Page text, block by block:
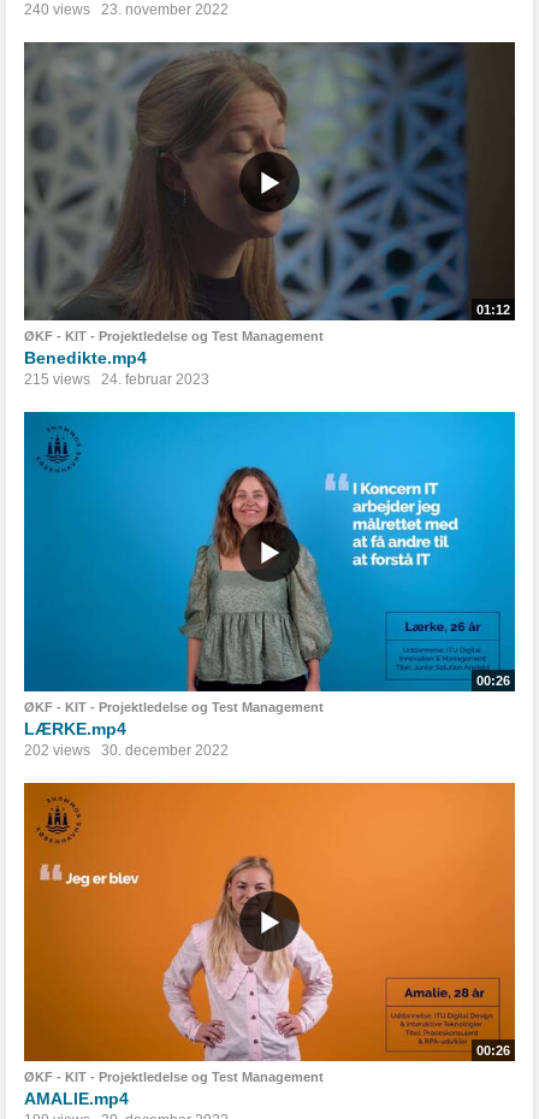
240 views 23. november 2022
01:12
ØKF - KIT - Projektledelse og Test Management
Benedikte.mp4
215 views 24. februar 2023
00:26
ØKF - KIT - Projektledelse og Test Management
LÆRKE.mp4
202 views 30. december 2022
00:26
ØKF - KIT - Projektledelse og Test Management
AMALIE.mp4